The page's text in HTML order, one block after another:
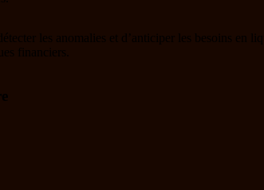
les anomalies et d’anticiper les besoins en
financiers.